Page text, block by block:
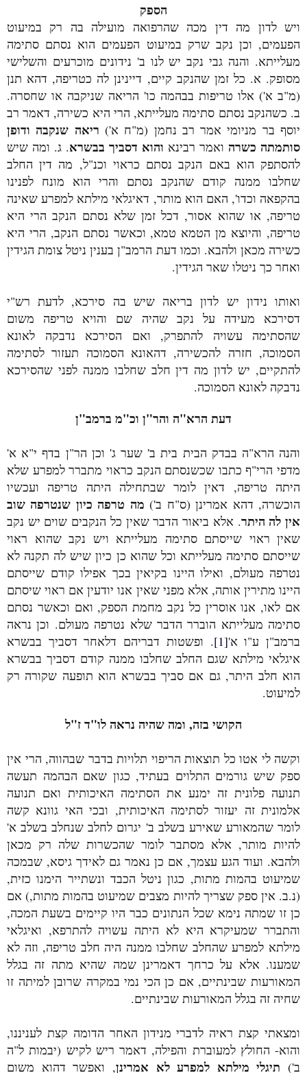
הספק
ויש לדון מה דין מכה שהרפואה מועילה בה רק במיעוט
הפעמים, וכן נקב שרק במיעוט הפעמים הוא נסתם סתימה
מעלייתא. והנה גבי נקב יש לנו ב' נידונים מוכרעים והשלישי
מסופק. א. כל זמן שהנקב קיים, דיינינן לה כטריפה, דהא תנן
(מ"ב א') אלו טריפות בבהמה כו' הריאה שניקבה או שחסרה.
ב. כשהנקב נסתם סתימה מעלייתא, הרי היא כשירה, דאמר רב
יוסף בר מניומי אמר רב נחמן (מ"ח א') ריאה שנקבה ודופן
סותמתה כשרה ואמר רבינא והוא דסביך בבשרא. ג. ומה שיש
להסתפק הוא באם הנקב נסתם כראוי וכנ"ל, מה דין החלב
שחלבו ממנה קודם שהנקב נסתם והרי הוא מונח לפנינו
בהקפאה וכדו', האם הוא מותר, דאיגלאי מילתא למפרע שאינה
טריפה, או שהוא אסור, דכל זמן שלא נסתם הנקב הרי היא
טריפה, והיוצא מן הטמא טמא, וכאשר נסתם הנקב, הרי היא
כשירה מכאן ולהבא. וכמו דעת הרמב"ן בענין ניטל צומת הגידין
ואחר כך ניטלו שאר הגידין.
ואותו נידון יש לדון בריאה שיש בה סירכא, לדעת רש"י
דסירכא מעידה על נקב שהיה שם והויא טריפה משום
שהסתימה עשויה להתפרק, ואם הסירכא נדבקה לאונא
הסמוכה, חזרה להכשירה, דהאונא הסמוכה תעזור לסתימה
להתקיים, יש לדון מה דין חלב שחלבו ממנה לפני שהסירכא
נדבקה לאונא הסמוכה.
דעת הרא"ה והר"ן וכ"מ ברמב"ן
והנה הרא"ה בבדק הבית בית ב' שער ג' וכן הר"ן בדף י"א א'
מדפי הרי"ף כתבו שכשנסתם הנקב כראוי מתברר למפרע שלא
היתה טריפה, דאין לומר שבתחילה היתה טריפה ועכשיו
הוכשרה, דהא אמרינן (ס"ח ב') מה טרפה כיון שנטרפה שוב
אין לה היתר. אלא ביאור הדבר שאין כל הנקבים שוים יש נקב
שאין ראוי שייסתם סתימה מעלייתא ויש נקב שהוא ראוי
שייסתם סתימה מעלייתא וכל שהוא כן כיון שיש לה תקנה לא
נטרפה מעולם, ואילו היינו בקיאין בכך אפילו קודם שייסתם
היינו מתירין אותה, אלא מפני שאין אנו יודעין אם ראוי שיסתם
אם לאו, אנו אוסרין כל נקב מחמת הספק, ואם וכאשר נסתם
סתימה מעלייתא הוברר הדבר שלא נטרפה מעולם. וכן נראה
ברמב"ן ע"ו א'[1]
. ופשטות דבריהם דלאחר דסביך בבשרא
איגלאי מילתא שגם החלב שחלבו ממנה קודם דסביך בבשרא
הוא חלב היתר, גם אם סביך בבשרא הוא תופעה שקורה רק
למיעוט.
הקושי בזה, ומה שהיה נראה לו"ד ז"ל
וקשה לי אטו כל תוצאות הריפוי תלויות בדבר שבהווה, הרי אין
ספק שיש גורמים התלוים בעתיד, כגון שאם הבהמה תעשה
תנועה פלונית זה ימנע את הסתימה האיכותית ואם תנועה
אלמונית זה יעזור לסתימה האיכותית, ובכי האי גוונא קשה
לומר שהמאורע שאירע בשלב ב' יגרום לחלב שנחלב בשלב א'
להיות מותר, אלא מסתבר לומר שהכשרות שלה רק מכאן
ולהבא. ועוד הגע עצמך, אם כן נאמר גם לאידך גיסא, שבמכה
שמיעוט בהמות מתות, כגון ניטל הכבד ונשתייר הימנו כזית,
(נ.ב. אין ספק שצריך להיות מצבים שמיעוט בהמות מתות,) אם
כן זו שמתה נימא שכל הנתונים כבר היו קיימים בשעת המכה,
והתברר שמעיקרא היא לא היתה עשויה להתרפא, ואיגלאי
מילתא למפרע שהחלב שחלבו ממנה היה חלב טריפה, וזה לא
שמענו. אלא על כרחך דאמרינן שמה שהיא מתה זה בגלל
המאורעות שבינתיים, אם כן הכי נמי במקרה שרובן למיתה זו
שחיה זה בגלל המאורעות שבינתיים.
ומצאתי קצת ראיה לדברי מנידון האחר הדומה קצת לעניננו,
והוא- החולץ למעוברת והפילה, דאמר ריש לקיש (יבמות ל"ה
ב') תיגלי מילתא למפרע לא אמרינן, ואפשר דהוא משום